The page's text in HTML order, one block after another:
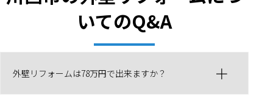
いてのQ&A
外壁リフォームは78万円で出来ますか？